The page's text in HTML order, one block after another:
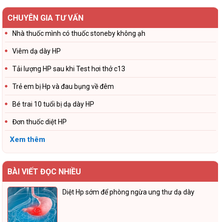
CHUYÊN GIA TƯ VẤN
Nhà thuốc mình có thuốc stoneby không ạh
Viêm dạ dày HP
Tải lượng HP sau khi Test hơi thở c13
Trẻ em bị Hp và đau bụng về đêm
Bé trai 10 tuổi bị dạ dày HP
Đơn thuốc diệt HP
Xem thêm
BÀI VIẾT ĐỌC NHIỀU
Diệt Hp sớm để phòng ngừa ung thư dạ dày